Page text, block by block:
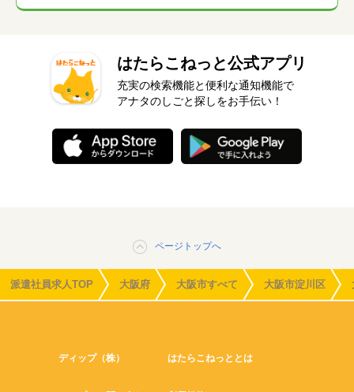
はたらこねっと公式アプリ
充実の検索機能と便利な通知機能で
アナタのしごと探しをお手伝い！
ページトップへ
派遣社員求人TOP 大阪府 大阪市すべて 大阪市淀川区
ディップ（株） はたらこねっととは